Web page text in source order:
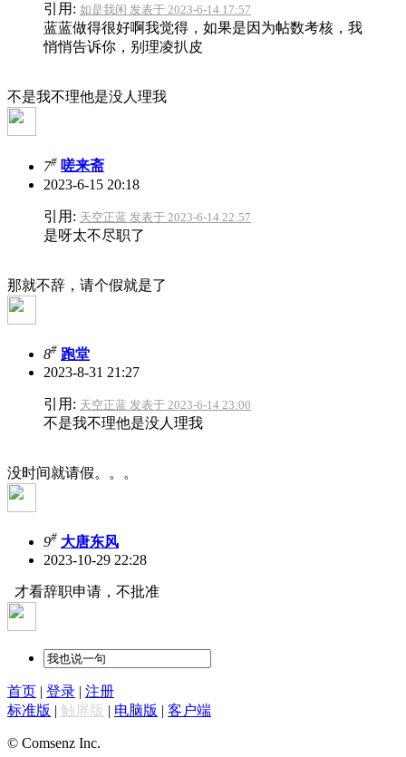
引用: 如是我闲 发表于 2023-6-14 17:57
蓝蓝做得很好啊我觉得，如果是因为帖数考核，我
悄悄告诉你，别理凌扒皮
不是我不理他是没人理我
7# 嗟来斋
2023-6-15 20:18
引用: 天空正蓝 发表于 2023-6-14 22:57
是呀太不尽职了
那就不辞，请个假就是了
8# 跑堂
2023-8-31 21:27
引用: 天空正蓝 发表于 2023-6-14 23:00
不是我不理他是没人理我
没时间就请假。。。
9# 大唐东风
2023-10-29 22:28
才看辞职申请，不批准
首页 登录
注册
标准版
触屏版 电脑版 客户端
© Comsenz Inc.